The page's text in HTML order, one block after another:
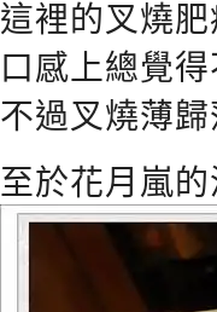
這裡的叉燒
口感上總覺
不過叉燒薄
至於花月嵐